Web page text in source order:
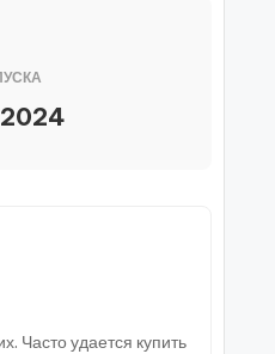
Часто удается купить